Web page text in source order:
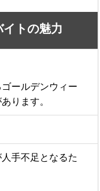
トの魅力
ールデンウィー
ります。
手不足となるた